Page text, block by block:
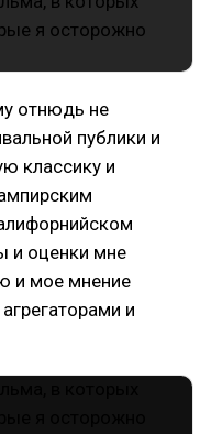
отнюдь не
публики и
классику и
и оценки мне
и мое мнение
и